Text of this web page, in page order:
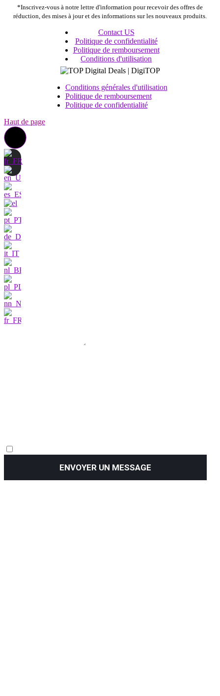
*Inscrivez-vous à notre lettre d'information pour recevoir des offres de
réduction, des mises à jour et des informations sur les nouveaux produits.
Contact US
Politique de confidentialité
Politique de remboursement
Conditions d'utilisation
Conditions générales d'utilisation
Politique de remboursement
Politique de confidentialité
Haut de page
Contactez nous
Je suis très
intéressé
ENVOYER UN MESSAGE